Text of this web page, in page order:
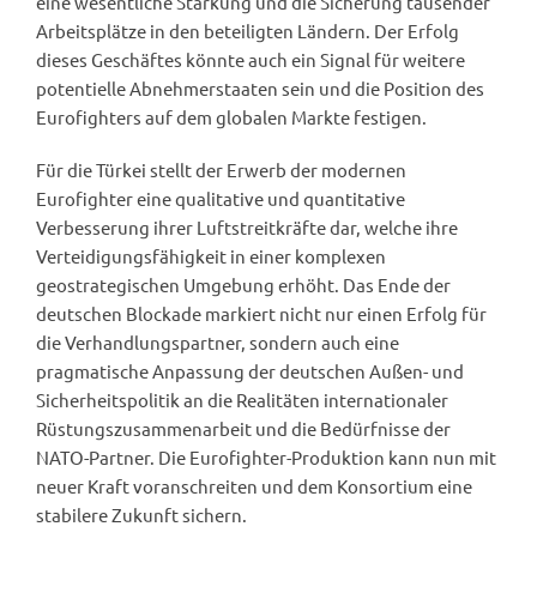
Arbeitsplätze in den beteiligten Ländern. Der Erfolg
dieses Geschäftes könnte auch ein Signal für weitere
potentielle Abnehmerstaaten sein und die Position des
Eurofighters auf dem globalen Markte festigen.
Für die Türkei stellt der Erwerb der modernen
Eurofighter eine qualitative und quantitative
Verbesserung ihrer Luftstreitkräfte dar, welche ihre
Verteidigungsfähigkeit in einer komplexen
geostrategischen Umgebung erhöht. Das Ende der
deutschen Blockade markiert nicht nur einen Erfolg für
die Verhandlungspartner, sondern auch eine
pragmatische Anpassung der deutschen Außen- und
Sicherheitspolitik an die Realitäten internationaler
Rüstungszusammenarbeit und die Bedürfnisse der
NATO-Partner. Die Eurofighter-Produktion kann nun mit
neuer Kraft voranschreiten und dem Konsortium eine
stabilere Zukunft sichern.